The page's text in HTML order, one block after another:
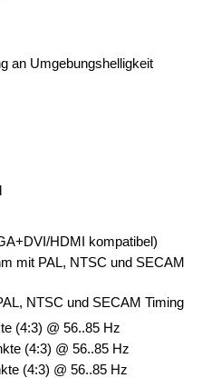
an Umgebungshelligkeit
HDMI kompatibel)
mit PAL, NTSC und SECAM
NTSC und SECAM Timing
(4:3) @ 56..85 Hz
(4:3) @ 56..85 Hz
(4:3) @ 56..85 Hz